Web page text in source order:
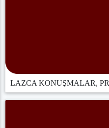
LAZCA KONUŞMALAR,